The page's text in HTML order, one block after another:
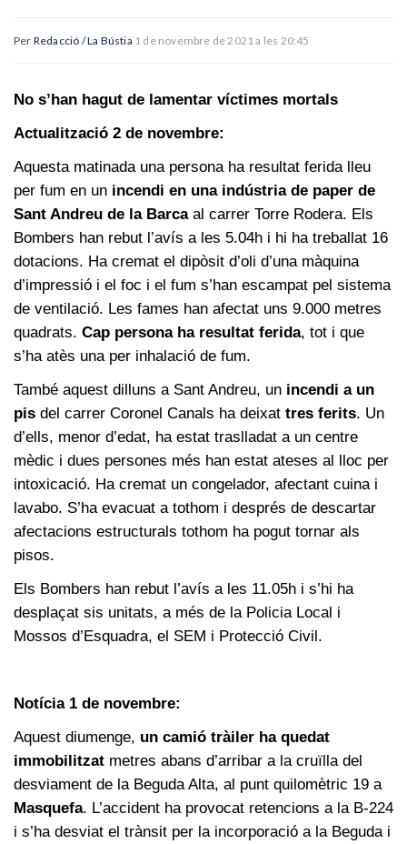
Per Redacció / La Bústia 1 de novembre de 2021 a les 20:45
No s’han hagut de lamentar víctimes mortals
Actualització 2 de novembre:
Aquesta matinada una persona ha resultat ferida lleu
per fum en un incendi en una indústria de paper de
Sant Andreu de la Barcaal carrer Torre Rodera. Els
Bombers han rebut l’avís a les 5.04h i hi ha treballat 16
dotacions. Ha cremat el dipòsit d’oli d’una màquina
d’impressió i el foc i el fum s’han escampat pel sistema
de ventilació. Les fames han afectat uns 9.000 metres
quadrats. Cap persona ha resultat ferida, tot i que
s’ha atès una per inhalació de fum.
També aquest dilluns a Sant Andreu, un incendi a un
pis del carrer Coronel Canals ha deixat tres ferits. Un
d’ells, menor d’edat, ha estat traslladat a un centre
mèdic i dues persones més han estat ateses al lloc per
intoxicació. Ha cremat un congelador, afectant cuina i
lavabo. S’ha evacuat a tothom i després de descartar
afectacions estructurals tothom ha pogut tornar als
pisos.
Els Bombers han rebut l’avís a les 11.05h i s’hi ha
desplaçat sis unitats, a més de la Policia Local i
Mossos d’Esquadra, el SEM i Protecció Civil.
Notícia 1 de novembre:
Aquest diumenge, un camió tràiler ha quedat
immobilitzat metres abans d’arribar a la cruïlla del
desviament de la Beguda Alta, al punt quilomètric 19 a
Masquefa. L’accident ha provocat retencions a la B-224
i s’ha desviat el trànsit per la incorporació a la Beguda i